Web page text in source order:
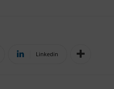
Linkedin